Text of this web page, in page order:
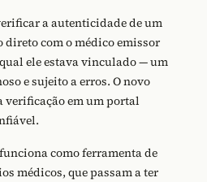
a autenticidade de um
direto com o médico emissor
ele estava vinculado — um
e sujeito a erros. O novo
verificação em um portal
como ferramenta de
médicos, que passam a ter